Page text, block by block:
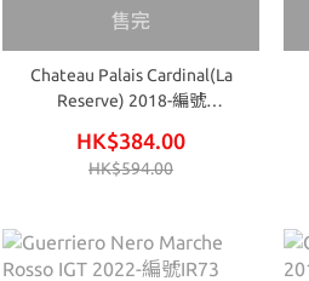
售完
Chateau Palais Cardinal(La
Reserve) 2018-編號
HK$384.00
HK$594.00